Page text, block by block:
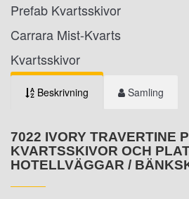
Prefab Kvartsskivor
Carrara Mist-Kvarts
Kvartsskivor
Beskrivning Samling
7022 IVORY TRAVERTINE
KVARTSSKIVOR OCH
HOTELLVÄGGAR /